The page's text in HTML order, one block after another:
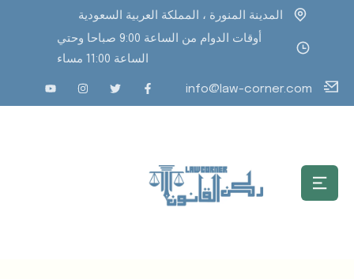
المدينة المنورة ، المملكة العربية السعودية
أوقات الدوام من الساعة 9:00 صباحا وحتي
الساعة 11:00 مساء
info@law-corner.com